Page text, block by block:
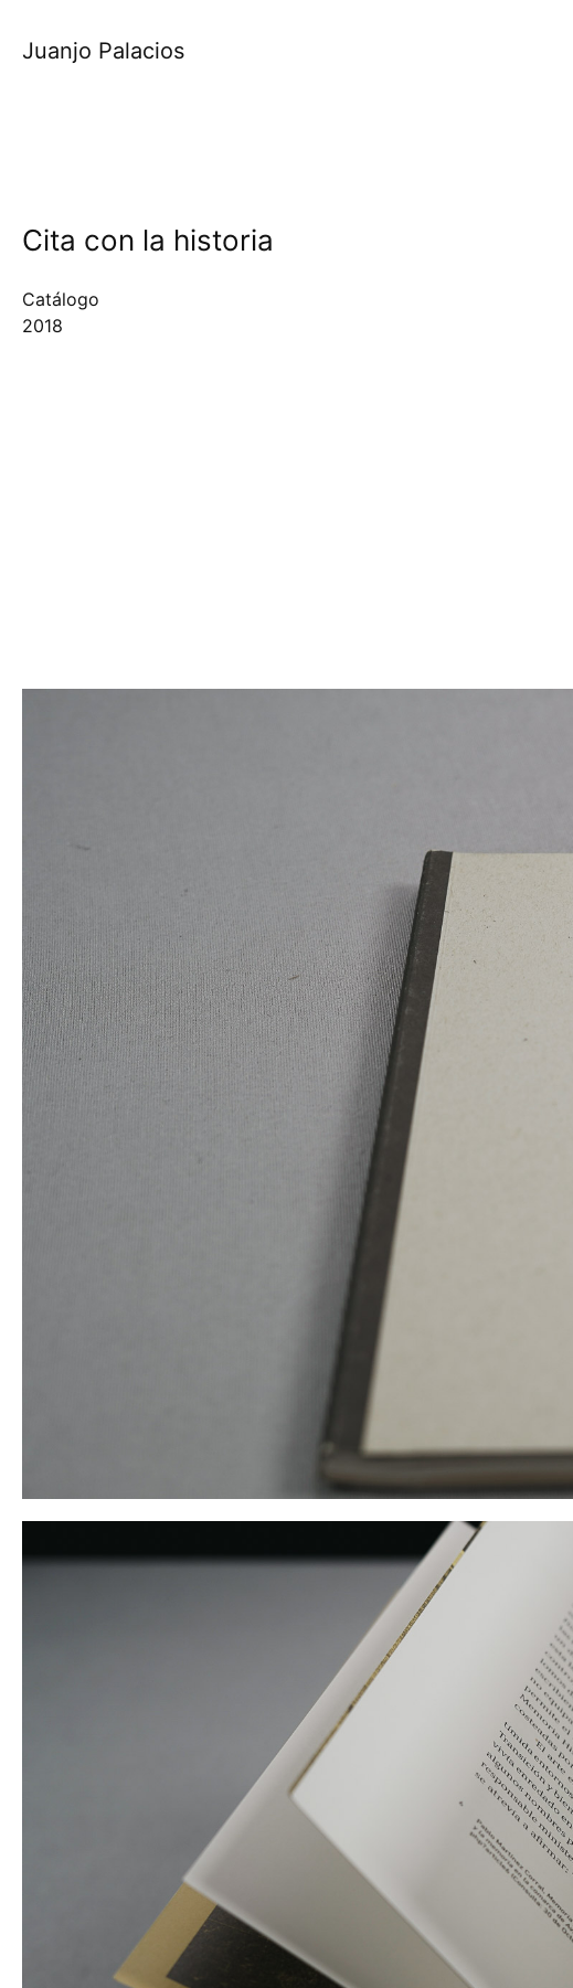
Juanjo Palacios
Cita con la historia
Catálogo
2018